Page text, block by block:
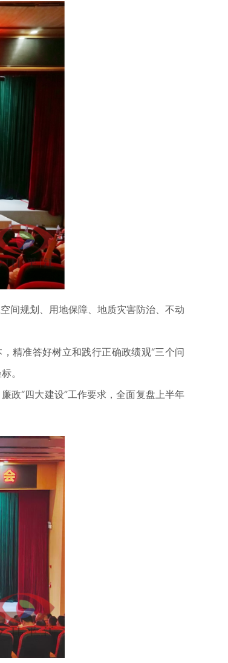
间规划、用地保障、地质灾害防治、不动
精准答好树立和践行正确政绩观“三个问
。
政“四大建设”工作要求，全面复盘上半年